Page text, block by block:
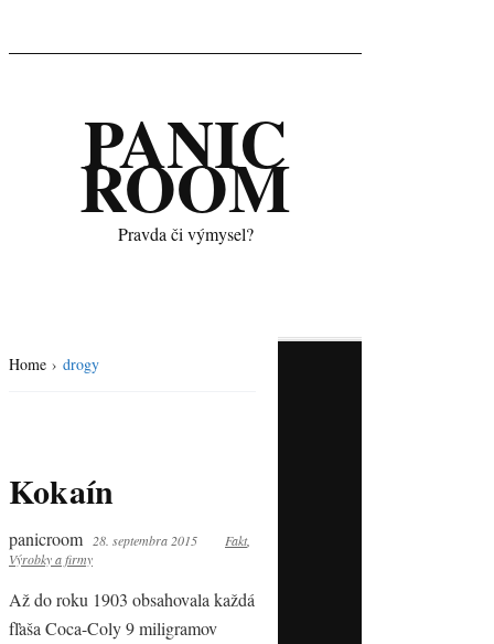
PANIC
ROOM
Pravda či výmysel?
Home › drogy
Kokaín
panicroom 28. septembra 2015 Fakt,
Výrobky a firmy
Až do roku 1903 obsahovala každá
fľaša Coca-Coly 9 miligramov